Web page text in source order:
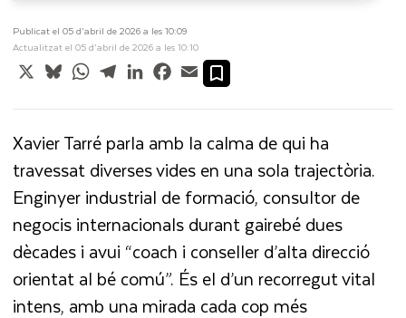
Publicat el 05 d’abril de 2026 a les 10:09
Actualitzat el 05 d’abril de 2026 a les 10:10
X BlueskyWhatsApp
TelegramLinkedInFacebook
Email
Xavier Tarré parla amb la calma de qui ha
travessat diverses vides en una sola trajectòria.
Enginyer industrial de formació, consultor de
negocis internacionals durant gairebé dues
dècades i avui “coach i conseller d’alta direcció
orientat al bé comú”. És el d’un recorregut vital
intens, amb una mirada cada cop més